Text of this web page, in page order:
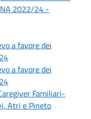
2022/24 -
a favore dei
a favore dei
Familiari-
Atri e Pineto